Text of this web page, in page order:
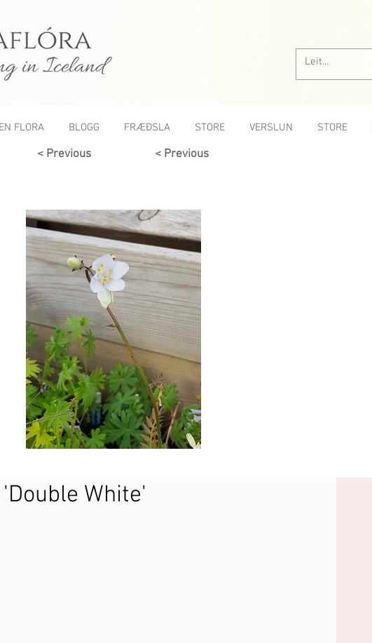
in Iceland
FLORA BLOGG FRÆÐSLA STORE VERSLUN STORE
< Previous < Previous
White'